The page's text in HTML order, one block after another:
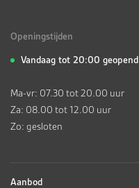
Openingstijden
Vandaag tot 20:00 geopend
Ma-vr: 07.30 tot 20.00 uur
Za: 08.00 tot 12.00 uur
Zo: gesloten
Aanbod